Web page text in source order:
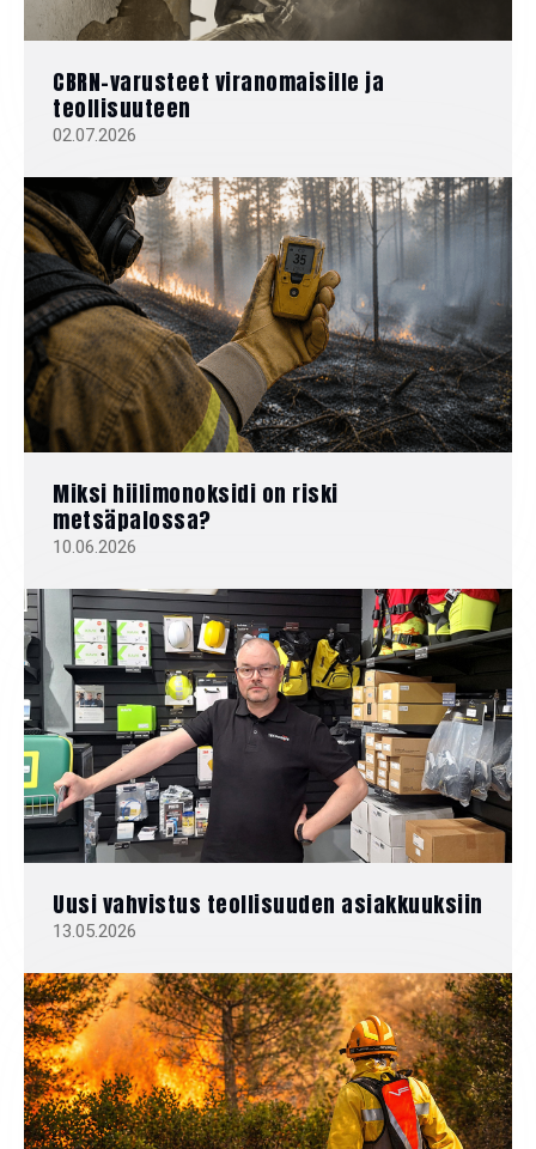
CBRN-varusteet viranomaisille ja
teollisuuteen
02.07.2026
Miksi hiilimonoksidi on riski
metsäpalossa?
10.06.2026
Uusi vahvistus teollisuuden asiakkuuksiin
13.05.2026